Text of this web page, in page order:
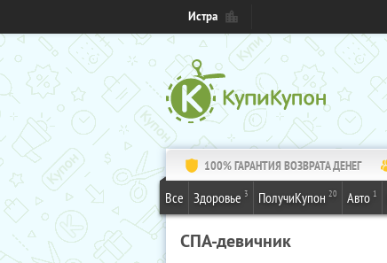
Истра
100% ГАРАНТИЯ ВОЗВРАТА ДЕНЕГ
Все Здоровье 3 ПолучиКупон 20 Авто 1
СПА-девичник